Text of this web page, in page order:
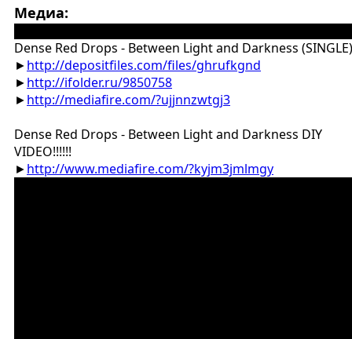
Медиа:
Dense Red Drops - Between Light and Darkness (SINGLE)
►http://depositfiles.com/files/ghrufkgnd
►http://ifolder.ru/9850758
►http://mediafire.com/?ujjnnzwtgj3
Dense Red Drops - Between Light and Darkness DIY
VIDEO!!!!!!
►http://www.mediafire.com/?kyjm3jmlmgy